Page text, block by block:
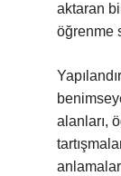
aktaran
öğrenme
alanları,